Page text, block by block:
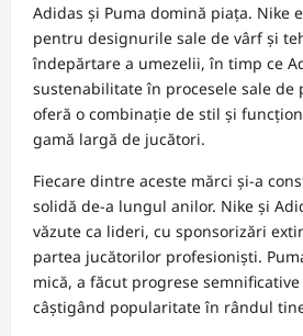
Adidas și Puma domină piața. Nike
pentru designurile sale de vârf și
îndepărtare a umezelii, în timp ce
sustenabilitate în procesele sale de
oferă o combinație de stil și
gamă largă de jucători.
Fiecare dintre aceste mărci și-a
solidă de-a lungul anilor. Nike și
văzute ca lideri, cu sponsorizări
partea jucătorilor profesioniști.
mică, a făcut progrese
câștigând popularitate în rândul